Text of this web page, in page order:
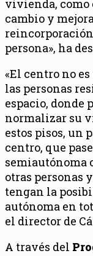
vivienda, como
cambio y
persona», ha
«El centro no
las personas
espacio, donde
normalizar su
estos pisos, un
centro, que
semiautónoma
otras personas
tengan la
autónoma en
el director de
A través del